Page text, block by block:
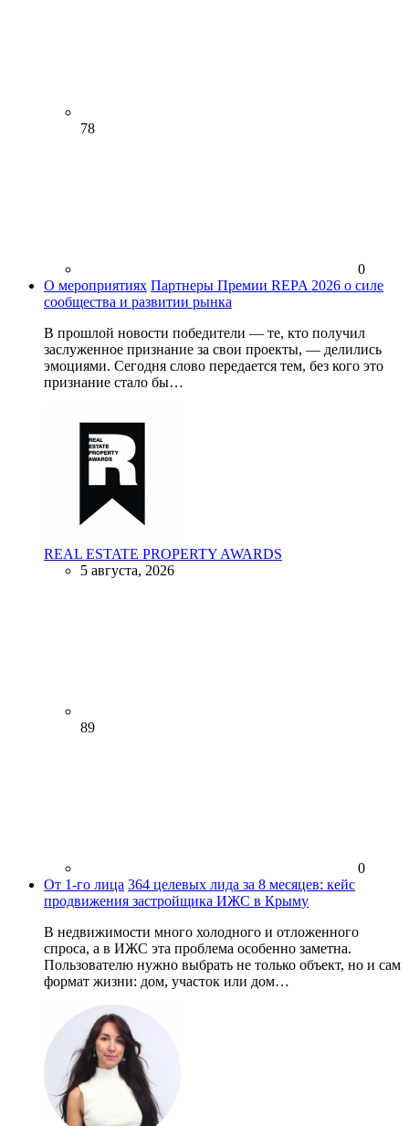
78
0
О мероприятиях Партнеры Премии REPA 2026 о силе
сообщества и развитии рынка
В прошлой новости победители — те, кто получил
заслуженное признание за свои проекты, — делились
эмоциями. Сегодня слово передается тем, без кого это
признание стало бы…
REAL ESTATE PROPERTY AWARDS
5 августа, 2026
89
0
От 1-го лица 364 целевых лида за 8 месяцев: кейс
продвижения застройщика ИЖС в Крыму
В недвижимости много холодного и отложенного
спроса, а в ИЖС эта проблема особенно заметна.
Пользователю нужно выбрать не только объект, но и сам
формат жизни: дом, участок или дом…